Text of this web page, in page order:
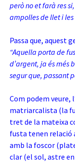
però no et farà res
ampolles de llet i
Passa que, aquest
“Aquella porta de
d’argent, ja és més
segur que, passant
Com podem veure,
matriarcalista (la
tret de la mateixa
fusta tenen relació
amb la foscor
clar (el sol, astre